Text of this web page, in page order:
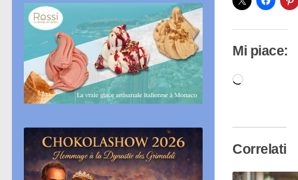
Mi piace:
Caricamento
Correlati